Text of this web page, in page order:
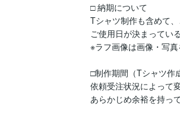
□ 納期について
Tシャツ制作も含めて
ご使用日が決まってい
※ラフ画像は画像・写
□制作期間（Tシャツ作
依頼受注状況によって
あらかじめ余裕を持っ